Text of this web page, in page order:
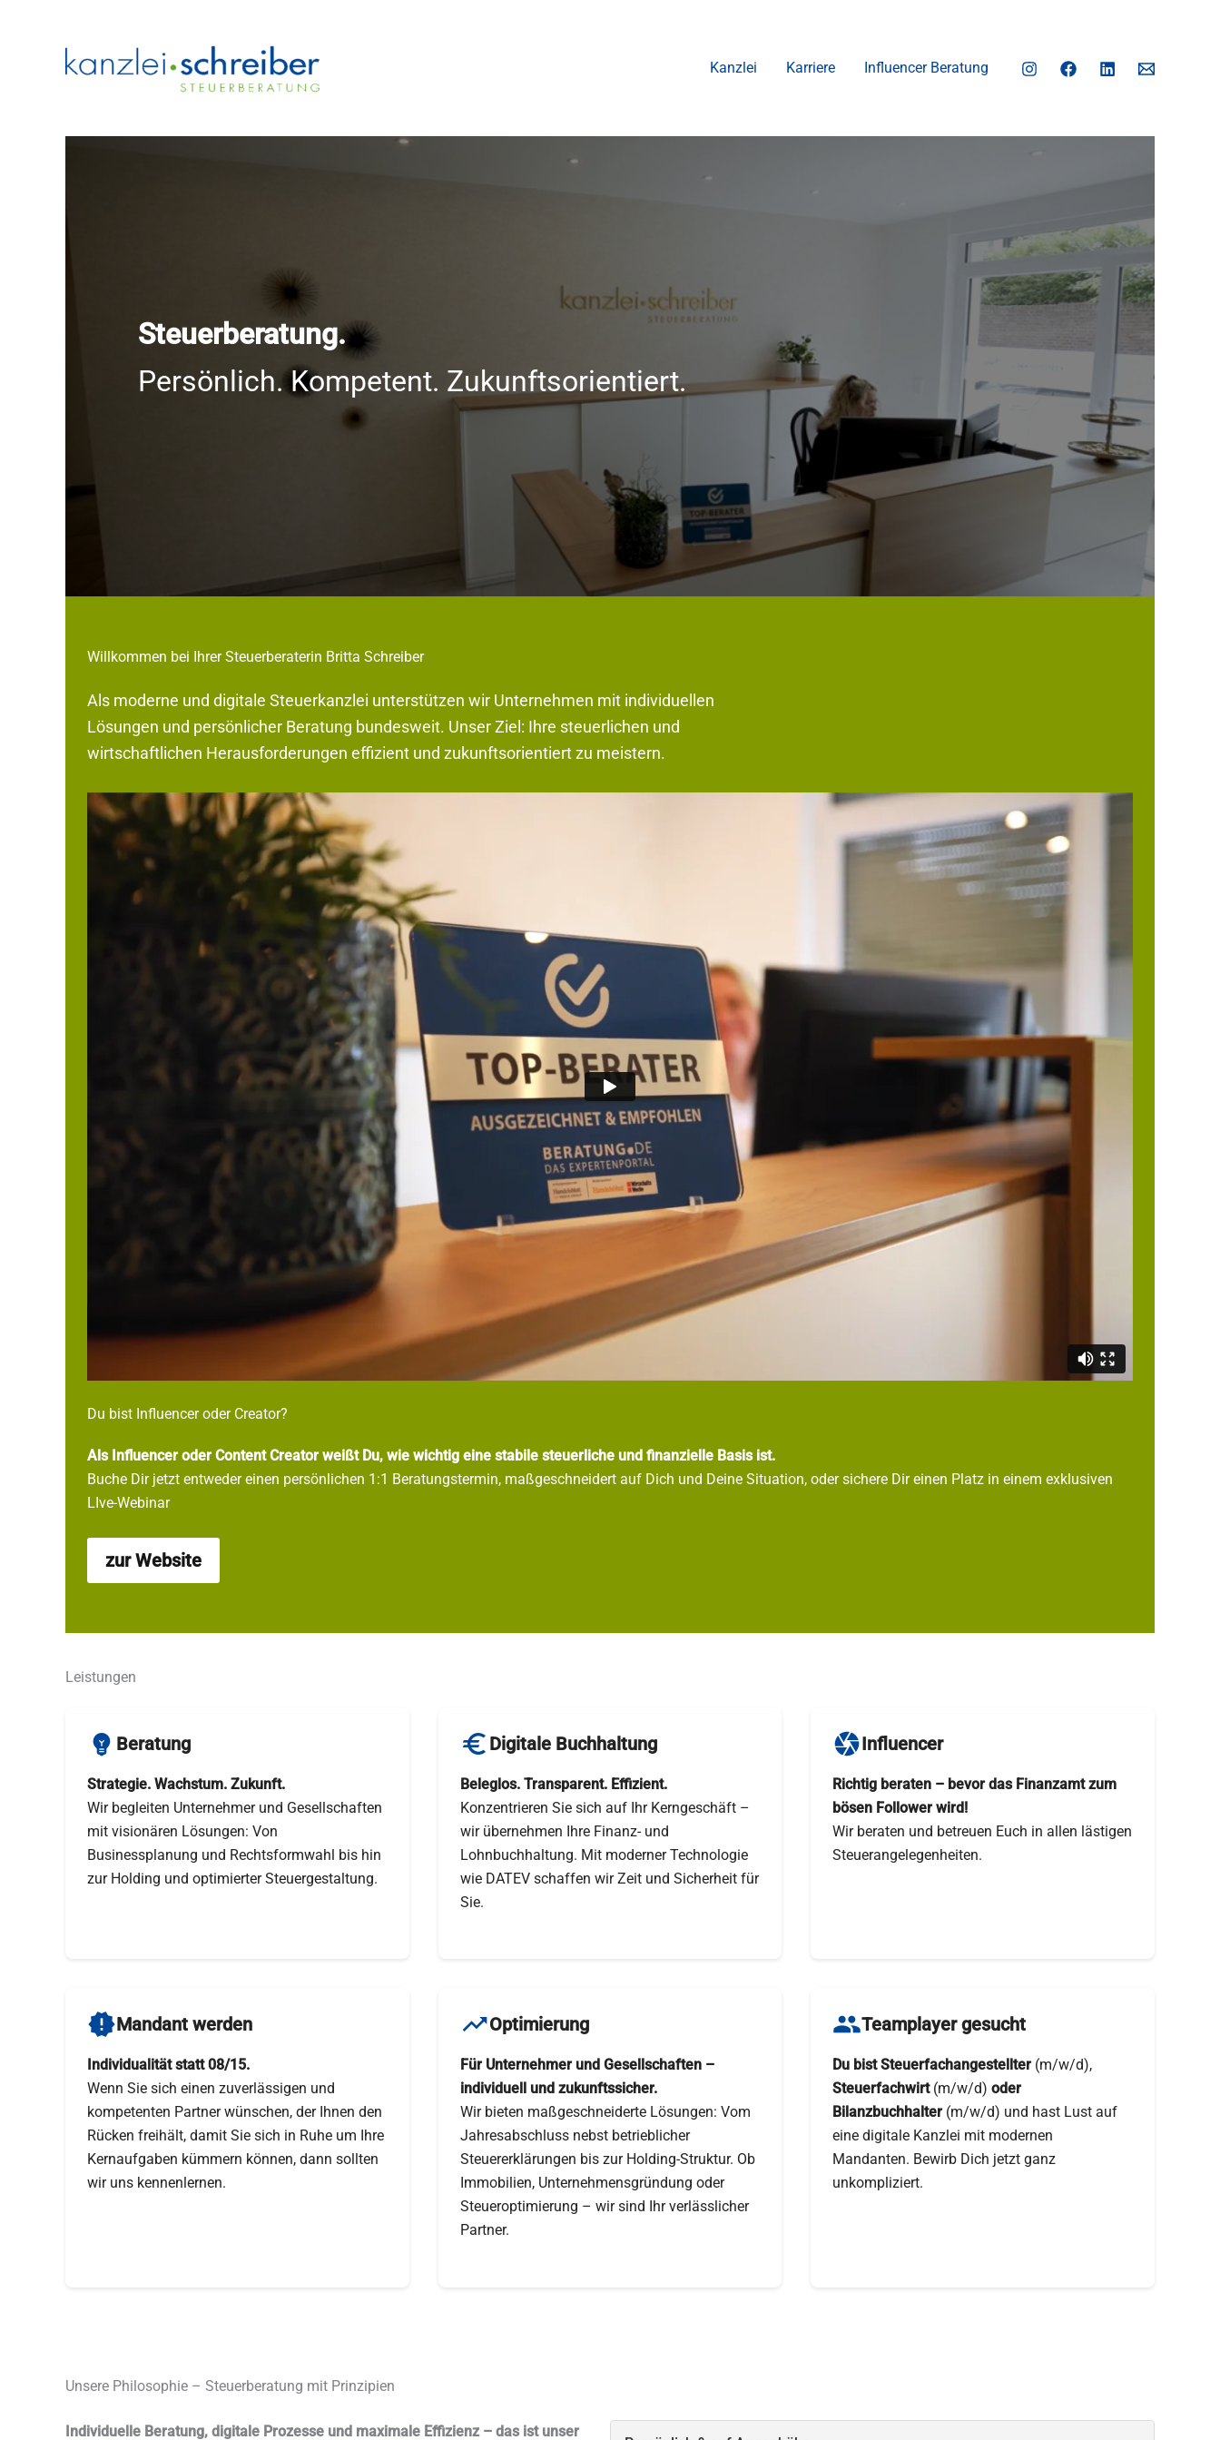
Kanzlei Karriere Influencer Beratung
Steuerberatung.
Persönlich. Kompetent. Zukunftsorientiert.
Willkommen bei Ihrer Steuerberaterin Britta Schreiber
Als moderne und digitale Steuerkanzlei unterstützen wir Unternehmen mit individuellen
Lösungen und persönlicher Beratung bundesweit. Unser Ziel: Ihre steuerlichen und
wirtschaftlichen Herausforderungen effizient und zukunftsorientiert zu meistern.
Du bist Influencer oder Creator?
Als Influencer oder Content Creator weißt Du, wie wichtig eine stabile steuerliche und finanzielle Basis ist.
Buche Dir jetzt entweder einen persönlichen 1:1 Beratungstermin, maßgeschneidert auf Dich und Deine Situation, oder sichere Dir einen Platz in einem exklusiven
LIve-Webinar
zur Website
Leistungen
emoji_objects Beratung
Strategie. Wachstum. Zukunft.
Wir begleiten Unternehmer und Gesellschaften
mit visionären Lösungen: Von
Businessplanung und Rechtsformwahl bis hin
zur Holding und optimierter Steuergestaltung.
euro Digitale Buchhaltung
Beleglos. Transparent. Effizient.
Konzentrieren Sie sich auf Ihr Kerngeschäft –
wir übernehmen Ihre Finanz- und
Lohnbuchhaltung. Mit moderner Technologie
wie DATEV schaffen wir Zeit und Sicherheit für
Sie.
cameraInfluencer
Richtig beraten – bevor das Finanzamt zum
bösen Follower wird!
Wir beraten und betreuen Euch in allen lästigen
Steuerangelegenheiten.
new_releasesMandant werden
Individualität statt 08/15.
Wenn Sie sich einen zuverlässigen und
kompetenten Partner wünschen, der Ihnen den
Rücken freihält, damit Sie sich in Ruhe um Ihre
Kernaufgaben kümmern können, dann sollten
wir uns kennenlernen.
trending_upOptimierung
Für Unternehmer und Gesellschaften –
individuell und zukunftssicher.
Wir bieten maßgeschneiderte Lösungen: Vom
Jahresabschluss nebst betrieblicher
Steuererklärungen bis zur Holding-Struktur. Ob
Immobilien, Unternehmensgründung oder
Steueroptimierung – wir sind Ihr verlässlicher
Partner.
peopleTeamplayer gesucht
Du bist Steuerfachangestellter (m/w/d),
Steuerfachwirt(m/w/d)oder
Bilanzbuchhalter (m/w/d) und hast Lust auf
eine digitale Kanzlei mit modernen
Mandanten. Bewirb Dich jetzt ganz
unkompliziert.
Unsere Philosophie – Steuerberatung mit Prinzipien
Individuelle Beratung, digitale Prozesse und maximale Effizienz – das ist unser